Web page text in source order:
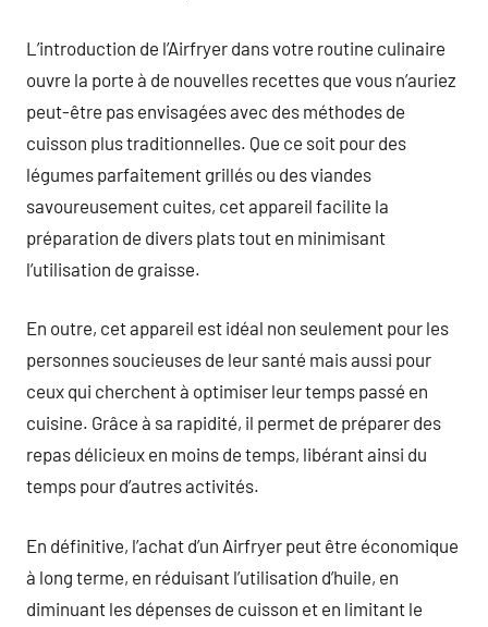
L’introduction de l’Airfryer dans votre routine culinaire
ouvre la porte à de nouvelles recettes que vous n’auriez
peut-être pas envisagées avec des méthodes de
cuisson plus traditionnelles. Que ce soit pour des
légumes parfaitement grillés ou des viandes
savoureusement cuites, cet appareil facilite la
préparation de divers plats tout en minimisant
l’utilisation de graisse.
En outre, cet appareil est idéal non seulement pour les
personnes soucieuses de leur santé mais aussi pour
ceux qui cherchent à optimiser leur temps passé en
cuisine. Grâce à sa rapidité, il permet de préparer des
repas délicieux en moins de temps, libérant ainsi du
temps pour d’autres activités.
En définitive, l’achat d’un Airfryer peut être économique
à long terme, en réduisant l’utilisation d’huile, en
diminuant les dépenses de cuisson et en limitant le